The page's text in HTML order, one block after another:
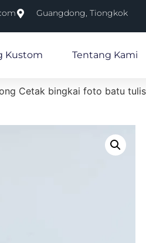
Guangdong, Tiongkok
Kustom Tentang Kami
Cetak bingkai foto batu